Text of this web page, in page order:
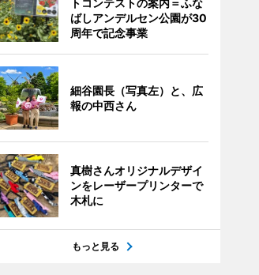
トコンテストの案内＝ふな
ばしアンデルセン公園が30
周年で記念事業
細谷園長（写真左）と、広
報の中西さん
真樹さんオリジナルデザイ
ンをレーザープリンターで
木札に
もっと見る